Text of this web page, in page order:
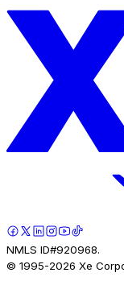
NMLS ID#920968.
© 1995-2026 Xe